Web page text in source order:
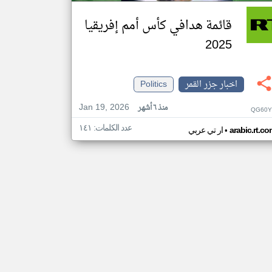
قائمة هدافي كأس أمم إفريقيا
2025
اخبار جزر القمر
Politics
Jan 19, 2026
منذ ٦ أشهر
ار تي عربي• عدد الكلمات: ١٤١